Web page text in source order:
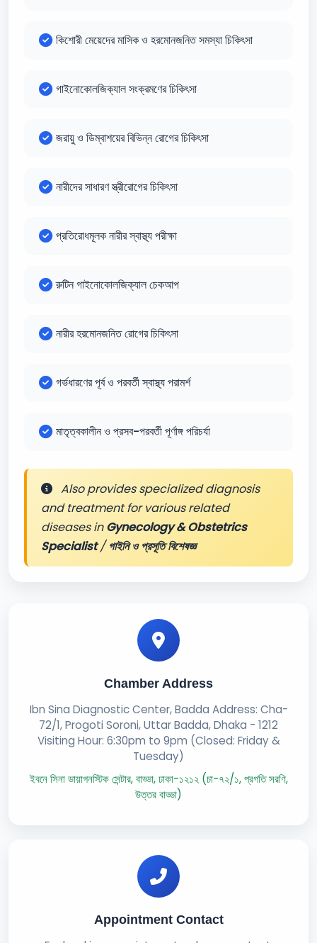
কিশোরী মেয়েদের মাসিক ও হরমোনজনিত সমস্যা চিকিৎসা
গাইনোকোলজিক্যাল সংক্রমণের চিকিৎসা
জরায়ু ও ডিম্বাশয়ের বিভিন্ন রোগের চিকিৎসা
নারীদের সাধারণ স্ত্রীরোগের চিকিৎসা
প্রতিরোধমূলক নারীর স্বাস্থ্য পরীক্ষা
রুটিন গাইনোকোলজিক্যাল চেকআপ
নারীর হরমোনজনিত রোগের চিকিৎসা
গর্ভধারণের পূর্ব ও পরবর্তী স্বাস্থ্য পরামর্শ
মাতৃত্বকালীন ও প্রসব-পরবর্তী পূর্ণাঙ্গ পরিচর্যা
Also provides specialized diagnosis
and treatment for various related
diseases inGynecology & Obstetrics
Specialist/গাইনি ও প্রসূতি বিশেষজ্ঞ
Chamber Address
Ibn Sina Diagnostic Center, Badda Address: Cha-
72/1, Progoti Soroni, Uttar Badda, Dhaka - 1212
Visiting Hour: 6:30pm to 9pm (Closed: Friday &
Tuesday)
ইবনে সিনা ডায়াগনস্টিক সেন্টার, বাড্ডা, ঢাকা-১২১২ (চা-৭২/১, প্রগতি সরণি,
উত্তর বাড্ডা)
Appointment Contact